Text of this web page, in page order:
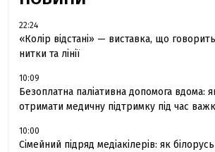
22:24
«Колір відстані» — виставка, що
нитки та лінії
10:09
Безоплатна паліативна допомога вдома:
отримати медичну підтримку під час
10:00
Сімейний підряд медіакілерів: як